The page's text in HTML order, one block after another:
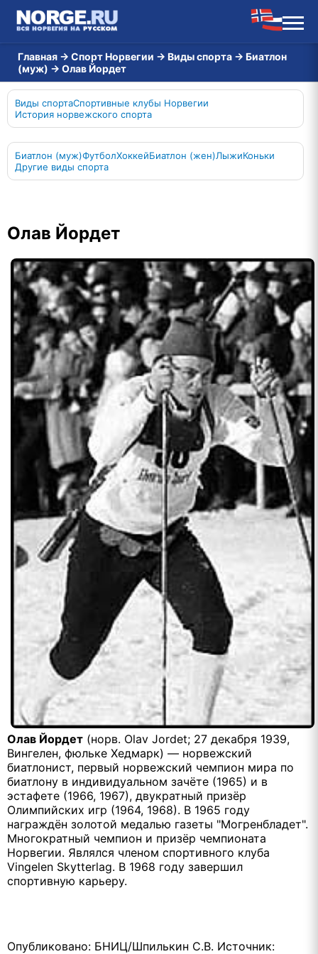
Главная → Спорт Норвегии → Виды спорта → Биатлон
(муж) → Олав Йордет
Виды спортаСпортивные клубы Норвегии
История норвежского спорта
Биатлон (муж)ФутболХоккейБиатлон (жен)ЛыжиКоньки
Другие виды спорта
Олав Йордет
Олав Йордет (норв. Olav Jordet; 27 декабря 1939,
Вингелен, фюльке Хедмарк) — норвежский
биатлонист, первый норвежский чемпион мира по
биатлону в индивидуальном зачёте (1965) и в
эстафете (1966, 1967), двукратный призёр
Олимпийских игр (1964, 1968). В 1965 году
награждён золотой медалью газеты "Могренбладет".
Многократный чемпион и призёр чемпионата
Норвегии. Являлся членом спортивного клуба
Vingelen Skytterlag. В 1968 году завершил
спортивную карьеру.
Опубликовано: БНИЦ/Шпилькин С.В. Источник: